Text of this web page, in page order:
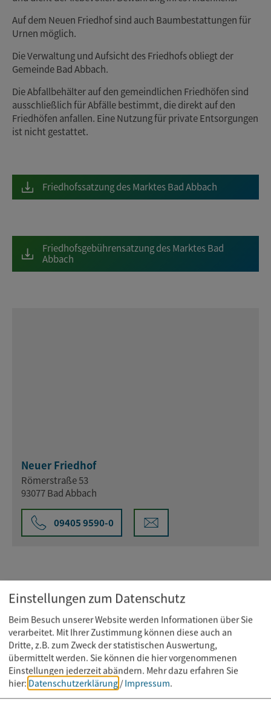
Auf dem Neuen Friedhof sind auch Baumbestattungen für
Urnen möglich.
Die Verwaltung und Aufsicht des Friedhofs obliegt der
Gemeinde Bad Abbach.
Die Abfallbehälter auf den gemeindlichen Friedhöfen sind
ausschließlich für Abfälle bestimmt, die direkt auf den
Friedhöfen anfallen. Eine Nutzung für private Entsorgungen
ist nicht gestattet.
Friedhofssatzung des Marktes Bad Abbach
Friedhofsgebührensatzung des Marktes Bad
Abbach
Neuer Friedhof
Römerstraße 53
93077 Bad Abbach
09405 9590-0
Newsletter abonnieren
Einstellungen zum Datenschutz
Beim Besuch unserer Website werden Informationen über Sie
verarbeitet. Mit Ihrer Zustimmung können diese auch an
Dritte, z.B. zum Zweck der statistischen Auswertung,
übermittelt werden. Sie können die hier vorgenommenen
Einstellungen jederzeit abändern. Mehr dazu erfahren Sie
hier: Datenschutzerklärung / Impressum.